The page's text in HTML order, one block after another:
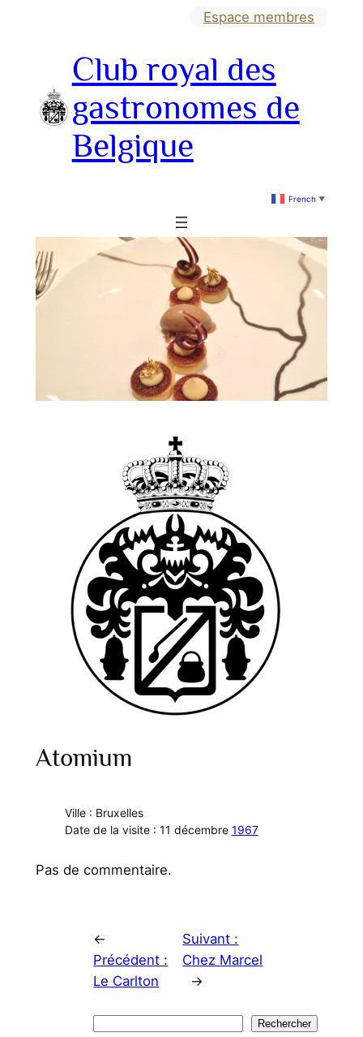
Espace membres
Club royal des
gastronomes de
Belgique
French ▼
Atomium
Ville : Bruxelles
Date de la visite : 11 décembre 1967
Pas de commentaire.
←
Précédent :
Le Carlton
Suivant :
Chez Marcel
→
Rechercher